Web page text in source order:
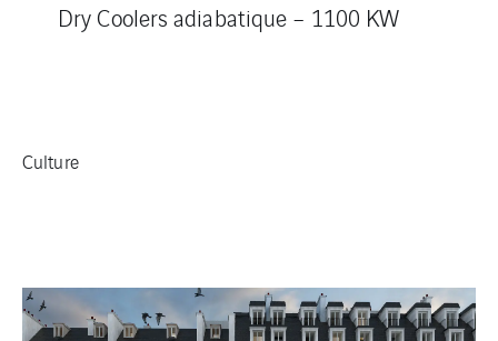
Dry Coolers adiabatique – 1100 KW
Culture